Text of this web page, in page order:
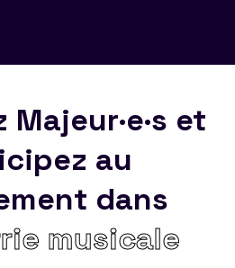
et
au
dans
musicale